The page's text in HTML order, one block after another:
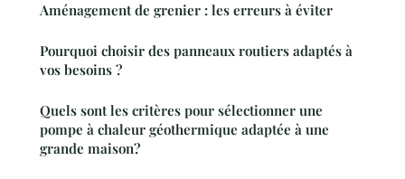
Aménagement de grenier : les erreurs à éviter
Pourquoi choisir des panneaux routiers adaptés à
vos besoins ?
Quels sont les critères pour sélectionner une
pompe à chaleur géothermique adaptée à une
grande maison?